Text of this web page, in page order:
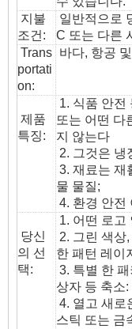
지불
조건:
일반적으로
C 또는 다른
Trans
portati
on:
바다, 항공
제품
특징:
1. 식품 안전
또는 어떤 다
지 않는다
2. 그것은 냉
3. 재료는 재
물 물질;
4. 환경 안전
당신
의 선
택:
1. 어떤 로고
2. 그린 색상
한 패턴 레이
3. 특별 한
상자 등 축소:
4. 열고 새로
스틱 또는 금